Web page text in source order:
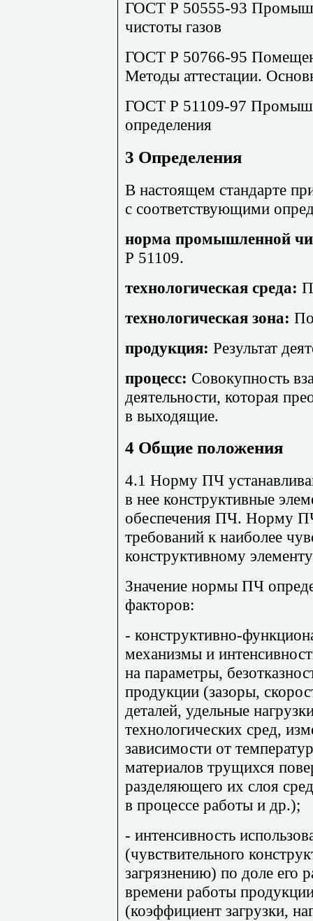
ГОСТ Р 50555-93
чистоты газов
ГОСТ Р 50766-95
Методы аттестации.
ГОСТ Р 51109-97
определения
3 Определения
В настоящем стандарте
с соответствующими
норма промышленной
Р 51109.
технологическая среда:
технологическая зона:
продукция: Результат
процесс: Совокупность
деятельности, которая
в выходящие.
4 Общие положения
4.1 Норму ПЧ
в нее конструктивные
обеспечения ПЧ. Норму
требований к наиболее
конструктивному
Значение нормы ПЧ
факторов:
- конструктивно-
механизмы и
на параметры,
продукции (зазоры,
деталей, удельные
технологических сред,
зависимости от
материалов трущихся
разделяющего их слоя
в процессе работы и др.);
- интенсивность
(чувствительного
загрязнению) по доле его
времени работы
(коэффициент загрузки,